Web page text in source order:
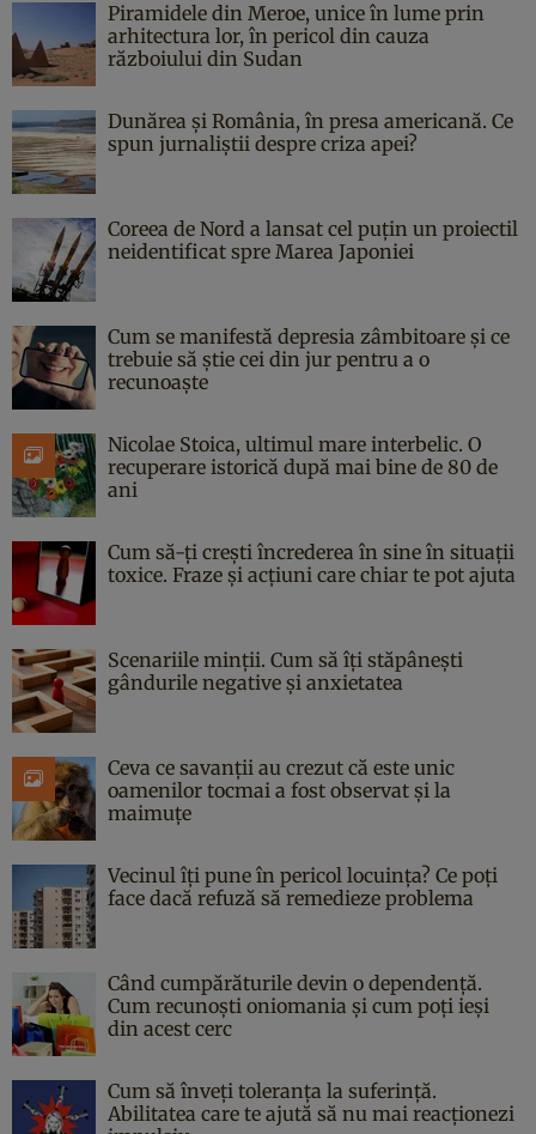
Piramidele din Meroe, unice în lume prin
arhitectura lor, în pericol din cauza
războiului din Sudan
Dunărea și România, în presa americană. Ce
spun jurnaliștii despre criza apei?
Coreea de Nord a lansat cel puțin un proiectil
neidentificat spre Marea Japoniei
Cum se manifestă depresia zâmbitoare și ce
trebuie să știe cei din jur pentru a o
recunoaște
Nicolae Stoica, ultimul mare interbelic. O
recuperare istorică după mai bine de 80 de
ani
Cum să-ți crești încrederea în sine în situații
toxice. Fraze și acțiuni care chiar te pot ajuta
Scenariile minții. Cum să îți stăpânești
gândurile negative și anxietatea
Ceva ce savanții au crezut că este unic
oamenilor tocmai a fost observat și la
maimuțe
Vecinul îți pune în pericol locuința? Ce poți
face dacă refuză să remedieze problema
Când cumpărăturile devin o dependență.
Cum recunoști oniomania și cum poți ieși
din acest cerc
Cum să înveți toleranța la suferință.
Abilitatea care te ajută să nu mai reacționezi